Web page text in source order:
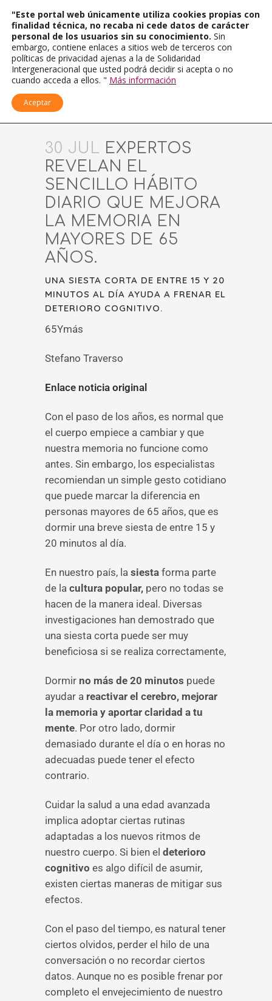
30 JUL EXPERTOS
REVELAN EL
SENCILLO HÁBITO
DIARIO QUE MEJORA
LA MEMORIA EN
MAYORES DE 65
AÑOS.
UNA SIESTA CORTA DE ENTRE 15 Y 20
MINUTOS AL DÍA AYUDA A FRENAR EL
DETERIORO COGNITIVO.
65Ymás
Stefano Traverso
Enlace noticia original
Con el paso de los años, es normal que
el cuerpo empiece a cambiar y que
nuestra memoria no funcione como
antes. Sin embargo, los especialistas
recomiendan un simple gesto cotidiano
que puede marcar la diferencia en
personas mayores de 65 años, que es
dormir una breve siesta de entre 15 y
20 minutos al día.
En nuestro país, la siesta forma parte
de la cultura popular, pero no todas se
hacen de la manera ideal. Diversas
investigaciones han demostrado que
una siesta corta puede ser muy
beneficiosa si se realiza correctamente,
Dormir no más de 20 minutos puede
ayudar a reactivar el cerebro, mejorar
la memoria y aportar claridad a tu
mente. Por otro lado, dormir
demasiado durante el día o en horas no
adecuadas puede tener el efecto
contrario.
Cuidar la salud a una edad avanzada
implica adoptar ciertas rutinas
adaptadas a los nuevos ritmos de
nuestro cuerpo. Si bien el deterioro
cognitivo es algo difícil de asumir,
existen ciertas maneras de mitigar sus
efectos.
Con el paso del tiempo, es natural tener
ciertos olvidos, perder el hilo de una
conversación o no recordar ciertos
datos. Aunque no es posible frenar por
completo el envejecimiento de nuestro
"Este portal web únicamente utiliza cookies propias con
finalidad técnica, no recaba ni cede datos de carácter
personal de los usuarios sin su conocimiento. Sin
embargo, contiene enlaces a sitios web de terceros con
políticas de privacidad ajenas a la de Solidaridad
Intergeneracional que usted podrá decidir si acepta o no
cuando acceda a ellos. " Más información
Aceptar